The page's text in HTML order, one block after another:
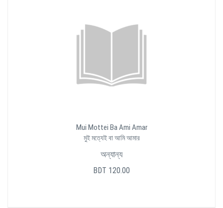
Mui Mottei Ba Ami Amar
মুই মত্যেই বা আমি আমার
অন্যান্য
BDT 120.00